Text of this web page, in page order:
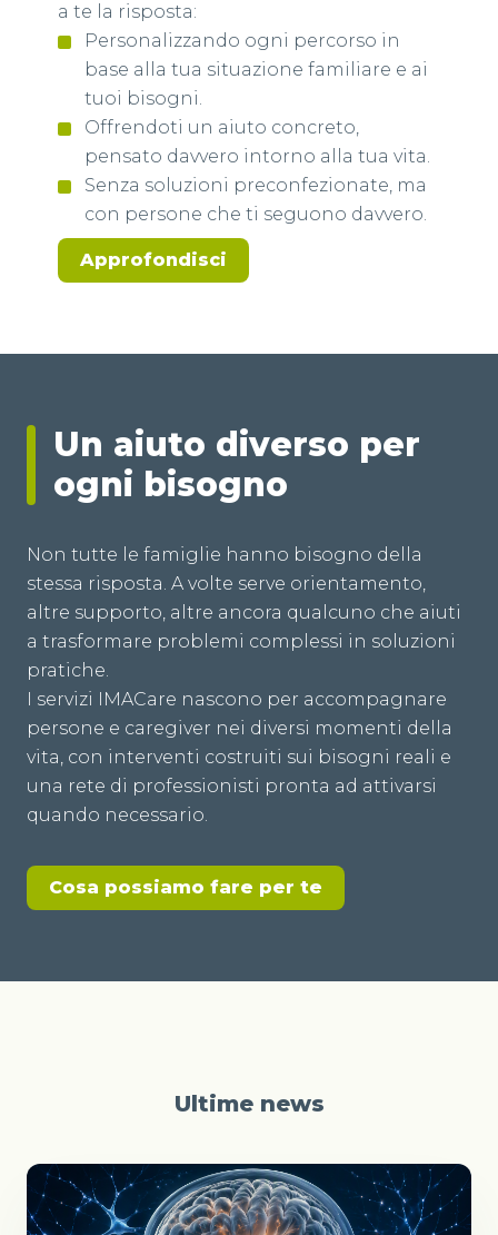
a te la risposta:
Personalizzando ogni percorso in
base alla tua situazione familiare e ai
tuoi bisogni.
Offrendoti un aiuto concreto,
pensato davvero intorno alla tua vita.
Senza soluzioni preconfezionate, ma
con persone che ti seguono davvero.
Approfondisci
Un aiuto diverso per
ogni bisogno
Non tutte le famiglie hanno bisogno della
stessa risposta. A volte serve orientamento,
altre supporto, altre ancora qualcuno che aiuti
a trasformare problemi complessi in soluzioni
pratiche.
I servizi IMACare nascono per accompagnare
persone e caregiver nei diversi momenti della
vita, con interventi costruiti sui bisogni reali e
una rete di professionisti pronta ad attivarsi
quando necessario.
Cosa possiamo fare per te
Ultime news